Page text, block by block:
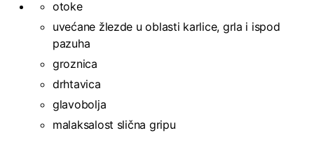
otoke
uvećane žlezde u oblasti karlice, grla i ispod
pazuha
groznica
drhtavica
glavobolja
malaksalost slična gripu